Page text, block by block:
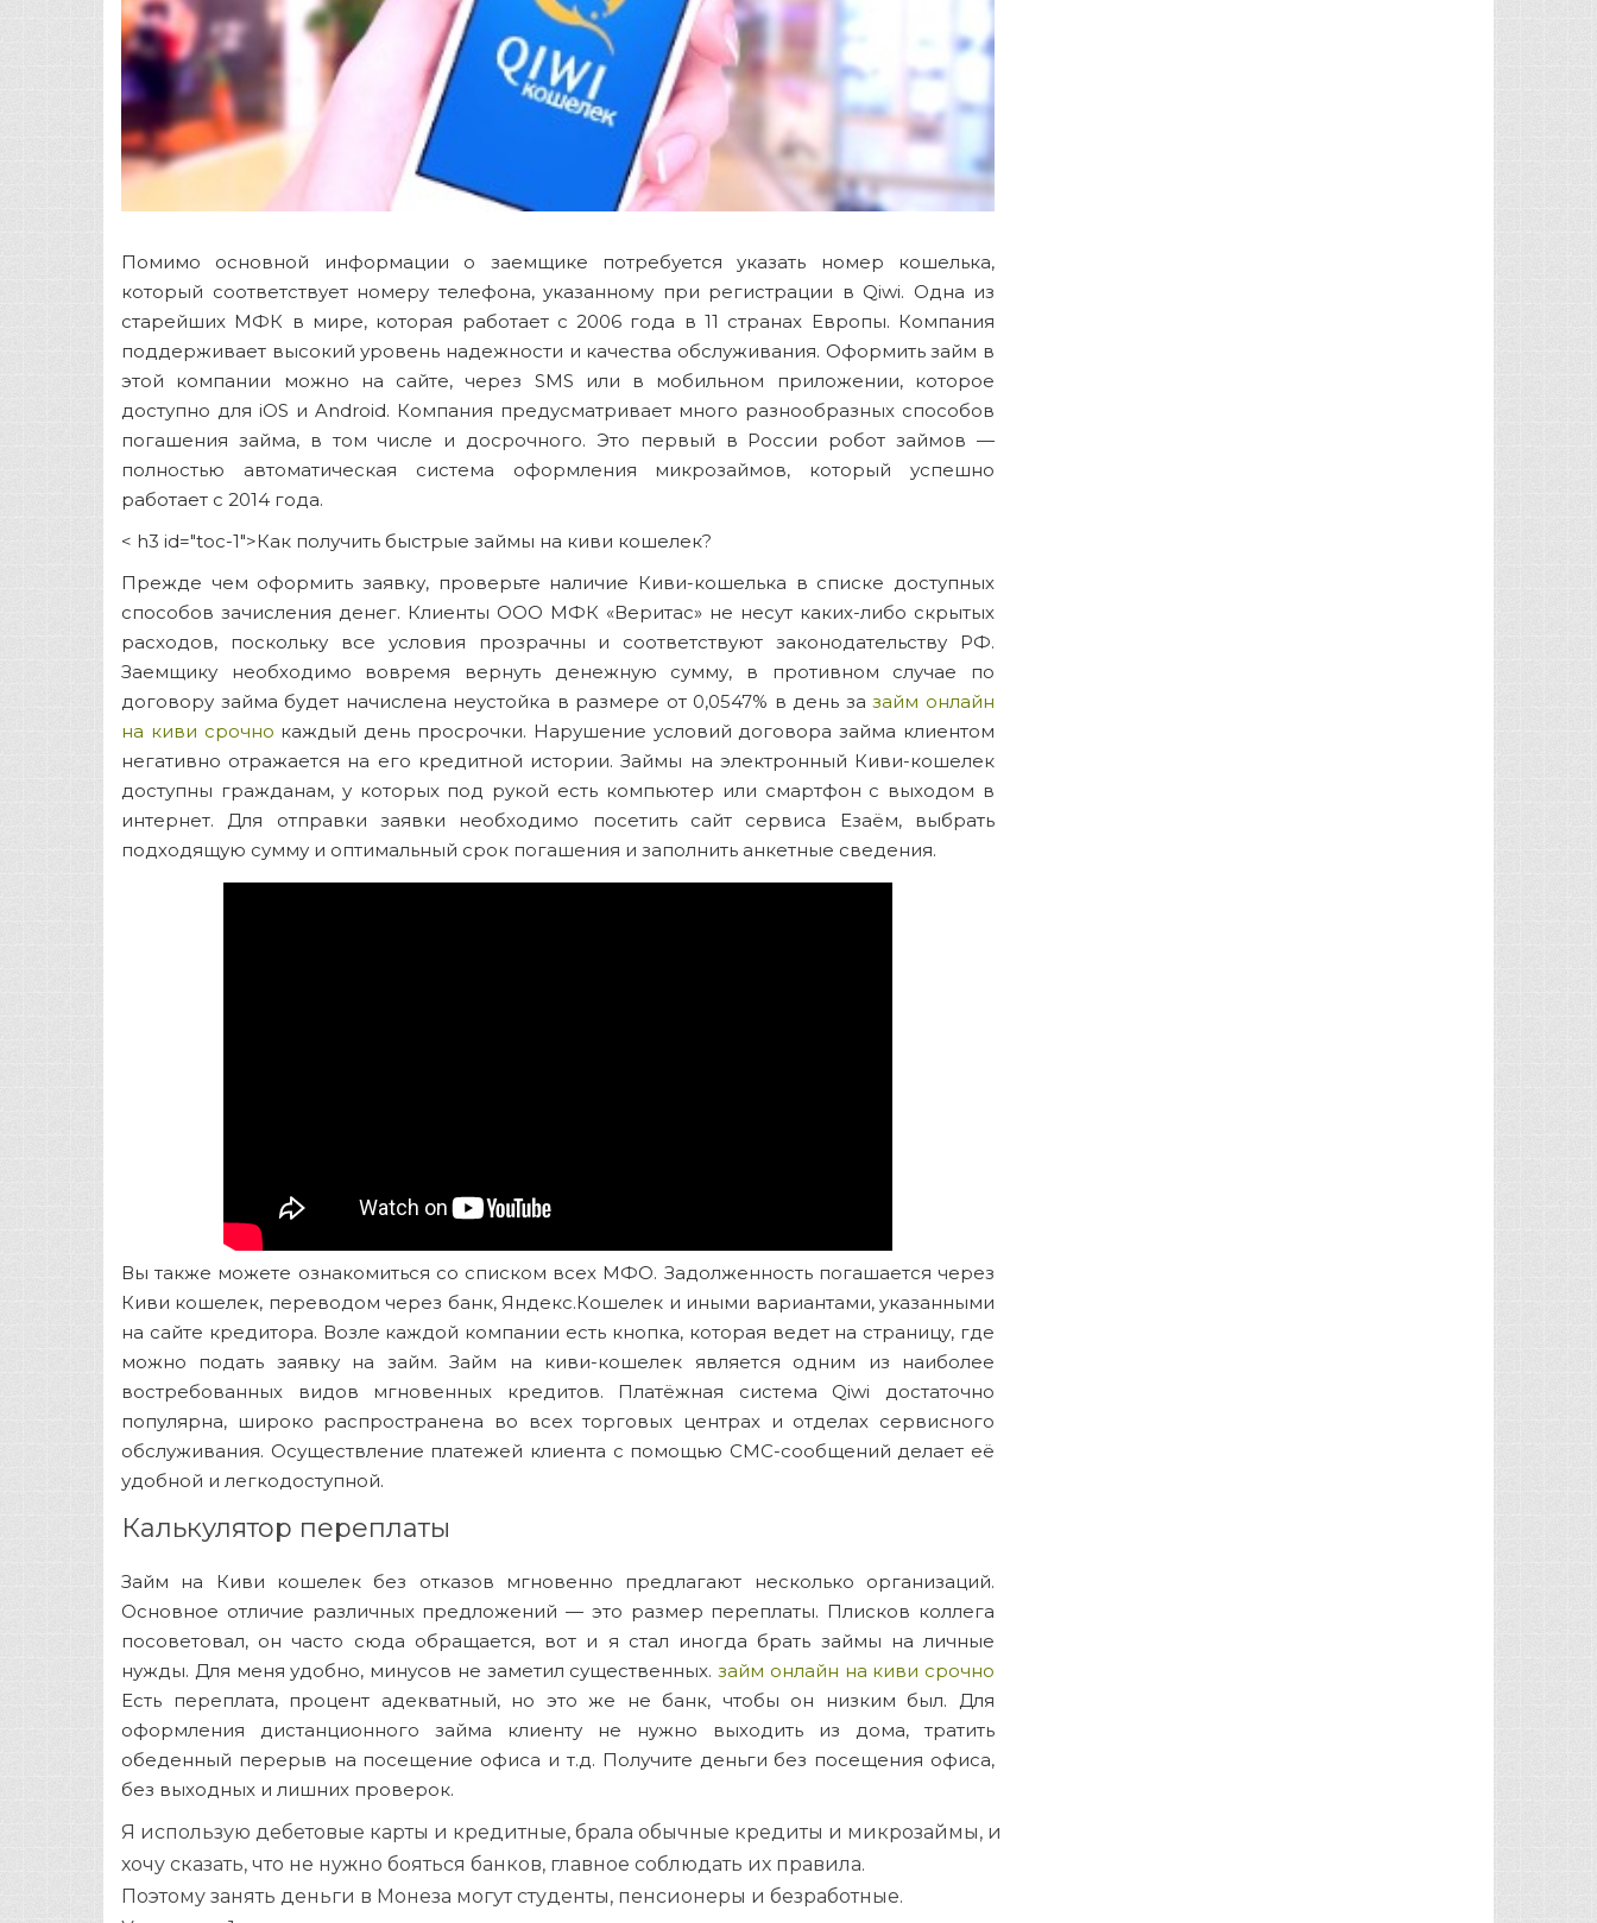
Помимо основной информации о заемщике потребуется указать номер кошелька,
который соответствует номеру телефона, указанному при регистрации в Qiwi. Одна из
старейших МФК в мире, которая работает с 2006 года в 11 странах Европы. Компания
поддерживает высокий уровень надежности и качества обслуживания. Оформить займ в
этой компании можно на сайте, через SMS или в мобильном приложении, которое
доступно для iOS и Android. Компания предусматривает много разнообразных способов
погашения займа, в том числе и досрочного. Это первый в России робот займов —
полностью автоматическая система оформления микрозаймов, который успешно
работает с 2014 года.
< h3 id="toc-1">Как получить быстрые займы на киви кошелек?
Прежде чем оформить заявку, проверьте наличие Киви-кошелька в списке доступных
способов зачисления денег. Клиенты ООО МФК «Веритас» не несут каких-либо скрытых
расходов, поскольку все условия прозрачны и соответствуют законодательству РФ.
Заемщику необходимо вовремя вернуть денежную сумму, в противном случае по
договору займа будет начислена неустойка в размере от 0,0547% в день зазайм онлайн
на киви срочно каждый день просрочки. Нарушение условий договора займа клиентом
негативно отражается на его кредитной истории. Займы на электронный Киви-кошелек
доступны гражданам, у которых под рукой есть компьютер или смартфон с выходом в
интернет. Для отправки заявки необходимо посетить сайт сервиса Езаём, выбрать
подходящую сумму и оптимальный срок погашения и заполнить анкетные сведения.
Вы также можете ознакомиться со списком всех МФО. Задолженность погашается через
Киви кошелек, переводом через банк, Яндекс.Кошелек и иными вариантами, указанными
на сайте кредитора. Возле каждой компании есть кнопка, которая ведет на страницу, где
можно подать заявку на займ. Займ на киви-кошелек является одним из наиболее
востребованных видов мгновенных кредитов. Платёжная система Qiwi достаточно
популярна, широко распространена во всех торговых центрах и отделах сервисного
обслуживания. Осуществление платежей клиента с помощью СМС-сообщений делает её
удобной и легкодоступной.
Калькулятор переплаты
Займ на Киви кошелек без отказов мгновенно предлагают несколько организаций.
Основное отличие различных предложений — это размер переплаты. Плисков коллега
посоветовал, он часто сюда обращается, вот и я стал иногда брать займы на личные
нужды. Для меня удобно, минусов не заметил существенных. займ онлайн на киви срочно
Есть переплата, процент адекватный, но это же не банк, чтобы он низким был. Для
оформления дистанционного займа клиенту не нужно выходить из дома, тратить
обеденный перерыв на посещение офиса и т.д. Получите деньги без посещения офиса,
без выходных и лишних проверок.
Я использую дебетовые карты и кредитные, брала обычные кредиты и микрозаймы, и
хочу сказать, что не нужно бояться банков, главное соблюдать их правила.
Поэтому занять деньги в Монеза могут студенты, пенсионеры и безработные.